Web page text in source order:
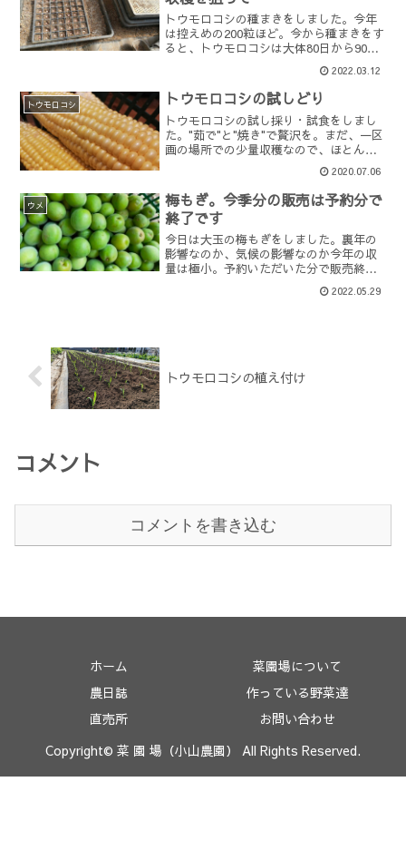
トウモロコシの種まきをしました。今年
は控えめの200粒ほど。今から種まきをす
ると、トウモロコシは大体80日から90日
後に収穫期を迎えるので、出来上がりは6
月の初旬あたりがターゲットとなりま
す。6月の初旬あたりに収穫できると、ト
ウモロコシで要...
2022.03.12
トウモロコシ トウモロコシの試しどり
トウモロコシの試し採り・試食をしまし
た。"茹で"と"焼き"で贅沢を。まだ、一区
画の場所での少量収穫なので、ほとんど
売場に並べられていないのですが、今週
中には並べられるタイミングがあるかと
思います。となれば、まずは早速試食！
ということにして、...
2020.07.06
ウメ
梅もぎ。今季分の販売は予約分で
終了です
今日は大玉の梅もぎをしました。裏年の
影響なのか、気候の影響なのか今年の収
量は極小。予約いただいた分で販売終了
となってしまいました。去年は大量に採
れて梅の加工品を好き放題作れたのです
2022.05.29
トウモロコシの植え付け
コメント
コメントを書き込む
ホーム
菜園場について
農日誌
作っている野菜達
直売所
お問い合わせ
Copyright© 菜 園 場（小山農園） All Rights Reserved.